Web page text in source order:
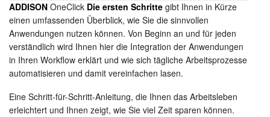
ADDISON OneClick Die ersten Schritte gibt Ihnen in Kürze
einen umfassenden Überblick, wie Sie die sinnvollen
Anwendungen nutzen können. Von Beginn an und für jeden
verständlich wird Ihnen hier die Integration der Anwendungen
in Ihren Workflow erklärt und wie sich tägliche Arbeitsprozesse
automatisieren und damit vereinfachen lasen.
Eine Schritt-für-Schritt-Anleitung, die Ihnen das Arbeitsleben
erleichtert und Ihnen zeigt, wie Sie viel Zeit sparen können.